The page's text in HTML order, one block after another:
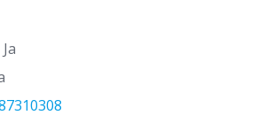
Ja